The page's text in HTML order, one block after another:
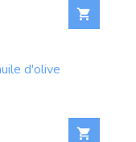

d'olive
